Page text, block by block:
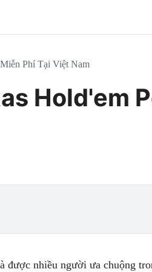
Phí Tại Việt Nam
Hold'em
được nhiều người ưa chuộng